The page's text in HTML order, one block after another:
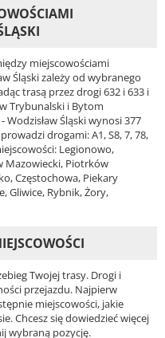
miejscowościami
Śląski zależy od wybranego
trasą przez drogi 632 i 633 i
Trybunalski i Bytom
Wodzisław Śląski wynosi 377
drogami: A1, S8, 7, 78,
Legionowo,
Mazowiecki, Piotrków
Częstochowa, Piekary
Gliwice, Rybnik, Żory,
Twojej trasy. Drogi i
przejazdu. Najpierw
miejscowości, jakie
Chcesz się dowiedzieć więcej
wybraną pozycję.